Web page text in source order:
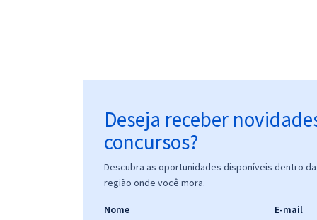
Conhecimentos Específicos para Computação
Prova Nacional Docente - PND (CNU Professores) -
Conhecimentos Específicos para o Cargo:
Pedagogia (Pós-edital)
Deseja receber
concursos?
Descubra as oportunidades disponíveis dentro
região onde você mora.
Nome E-mail